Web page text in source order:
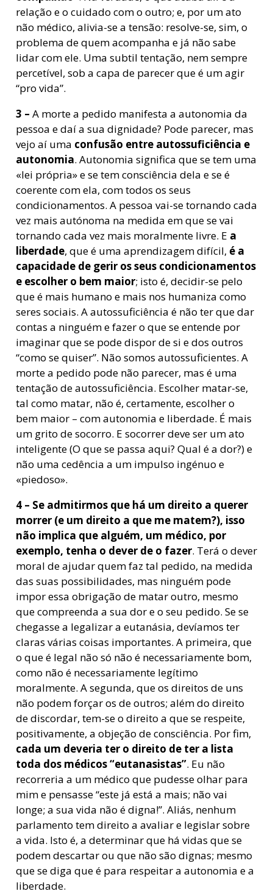
relação e o cuidado com o outro; e, por um ato
não médico, alivia-se a tensão: resolve-se, sim, o
problema de quem acompanha e já não sabe
lidar com ele. Uma subtil tentação, nem sempre
percetível, sob a capa de parecer que é um agir
“pro vida”.
3 – A morte a pedido manifesta a autonomia da
pessoa e daí a sua dignidade? Pode parecer, mas
vejo aí uma confusão entre autossuficiência e
autonomia. Autonomia significa que se tem uma
«lei própria» e se tem consciência dela e se é
coerente com ela, com todos os seus
condicionamentos. A pessoa vai-se tornando cada
vez mais autónoma na medida em que se vai
tornando cada vez mais moralmente livre. E a
liberdade, que é uma aprendizagem difícil, é a
capacidade de gerir os seus condicionamentos
e escolher o bem maior; isto é, decidir-se pelo
que é mais humano e mais nos humaniza como
seres sociais. A autossuficiência é não ter que dar
contas a ninguém e fazer o que se entende por
imaginar que se pode dispor de si e dos outros
“como se quiser”. Não somos autossuficientes. A
morte a pedido pode não parecer, mas é uma
tentação de autossuficiência. Escolher matar-se,
tal como matar, não é, certamente, escolher o
bem maior – com autonomia e liberdade. É mais
um grito de socorro. E socorrer deve ser um ato
inteligente (O que se passa aqui? Qual é a dor?) e
não uma cedência a um impulso ingénuo e
«piedoso».
4 – Se admitirmos que há um direito a querer
morrer (e um direito a que me matem?), isso
não implica que alguém, um médico, por
exemplo, tenha o dever de o fazer. Terá o dever
moral de ajudar quem faz tal pedido, na medida
das suas possibilidades, mas ninguém pode
impor essa obrigação de matar outro, mesmo
que compreenda a sua dor e o seu pedido. Se se
chegasse a legalizar a eutanásia, devíamos ter
claras várias coisas importantes. A primeira, que
o que é legal não só não é necessariamente bom,
como não é necessariamente legítimo
moralmente. A segunda, que os direitos de uns
não podem forçar os de outros; além do direito
de discordar, tem-se o direito a que se respeite,
positivamente, a objeção de consciência. Por fim,
cada um deveria ter o direito de ter a lista
toda dos médicos “eutanasistas”. Eu não
recorreria a um médico que pudesse olhar para
mim e pensasse “este já está a mais; não vai
longe; a sua vida não é digna!”. Aliás, nenhum
parlamento tem direito a avaliar e legislar sobre
a vida. Isto é, a determinar que há vidas que se
podem descartar ou que não são dignas; mesmo
que se diga que é para respeitar a autonomia e a
liberdade.